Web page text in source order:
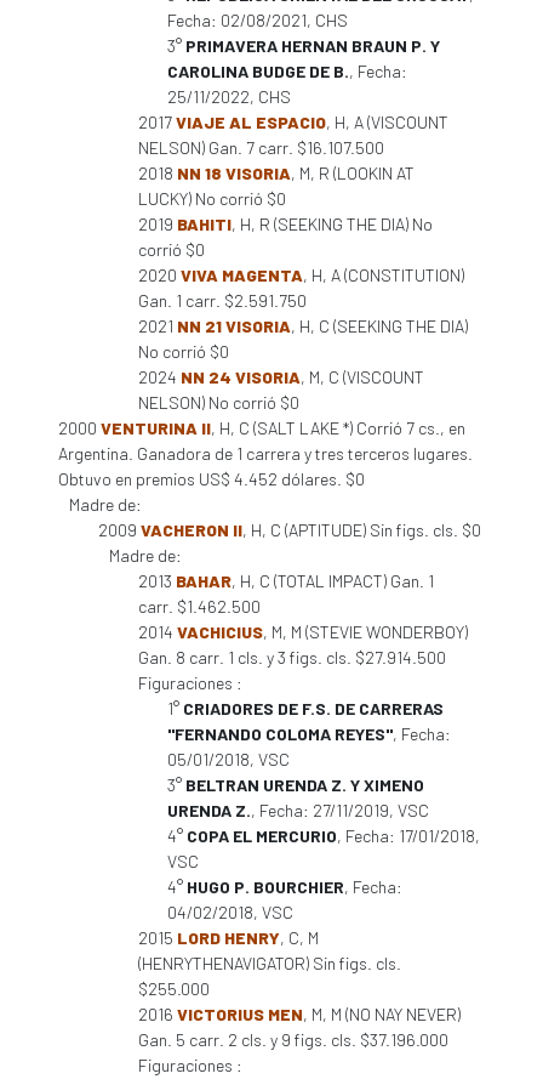
Fecha: 02/08/2021, CHS
3° PRIMAVERA HERNAN BRAUN P. Y
CAROLINA BUDGE DE B., Fecha:
25/11/2022, CHS
2017VIAJE AL ESPACIO, H, A (VISCOUNT
NELSON) Gan. 7 carr. $16.107.500
2018 NN 18 VISORIA, M, R (LOOKIN AT
LUCKY) No corrió $0
2019 BAHITI, H, R (SEEKING THE DIA) No
corrió $0
2020 VIVA MAGENTA, H, A (CONSTITUTION)
Gan. 1 carr. $2.591.750
2021 NN 21 VISORIA, H, C (SEEKING THE DIA)
No corrió $0
2024 NN 24 VISORIA, M, C (VISCOUNT
NELSON) No corrió $0
2000 VENTURINA II, H, C (SALT LAKE *) Corrió 7 cs., en
Argentina. Ganadora de 1 carrera y tres terceros lugares.
Obtuvo en premios US$ 4.452 dólares. $0
Madre de:
2009 VACHERON II, H, C (APTITUDE) Sin figs. cls. $0
Madre de:
2013 BAHAR, H, C (TOTAL IMPACT) Gan. 1
carr. $1.462.500
2014 VACHICIUS, M, M (STEVIE WONDERBOY)
Gan. 8 carr. 1 cls. y 3 figs. cls. $27.914.500
Figuraciones :
1° CRIADORES DE F.S. DE CARRERAS
"FERNANDO COLOMA REYES", Fecha:
05/01/2018, VSC
3° BELTRAN URENDA Z. Y XIMENO
URENDA Z., Fecha: 27/11/2019, VSC
4° COPA EL MERCURIO, Fecha: 17/01/2018,
VSC
4° HUGO P. BOURCHIER, Fecha:
04/02/2018, VSC
2015 LORD HENRY, C, M
(HENRYTHENAVIGATOR) Sin figs. cls.
$255.000
2016 VICTORIUS MEN, M, M (NO NAY NEVER)
Gan. 5 carr. 2 cls. y 9 figs. cls. $37.196.000
Figuraciones :